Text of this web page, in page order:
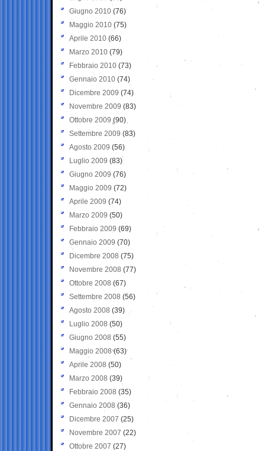
Giugno 2010 (76)
Maggio 2010 (75)
Aprile 2010 (66)
Marzo 2010 (79)
Febbraio 2010 (73)
Gennaio 2010 (74)
Dicembre 2009 (74)
Novembre 2009 (83)
Ottobre 2009 (90)
Settembre 2009 (83)
Agosto 2009 (56)
Luglio 2009 (83)
Giugno 2009 (76)
Maggio 2009 (72)
Aprile 2009 (74)
Marzo 2009 (50)
Febbraio 2009 (69)
Gennaio 2009 (70)
Dicembre 2008 (75)
Novembre 2008 (77)
Ottobre 2008 (67)
Settembre 2008 (56)
Agosto 2008 (39)
Luglio 2008 (50)
Giugno 2008 (55)
Maggio 2008(63)
Aprile 2008 (50)
Marzo 2008 (39)
Febbraio 2008 (35)
Gennaio 2008 (36)
Dicembre 2007 (25)
Novembre 2007 (22)
Ottobre 2007 (27)